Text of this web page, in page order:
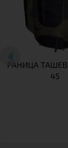
РАНИЦА TАШЕВ
45